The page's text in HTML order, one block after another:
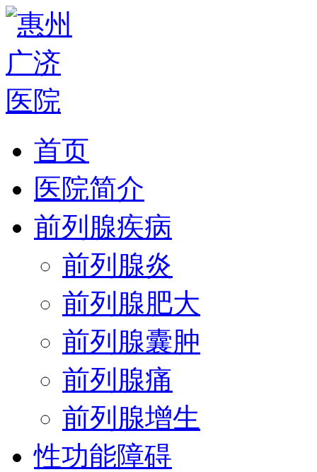
首页
医院简介
前列腺疾病
前列腺炎
前列腺肥大
前列腺囊肿
前列腺痛
前列腺增生
性功能障碍